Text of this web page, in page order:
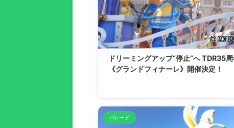
ドリーミングアップ“停止”へ TDR35
《グランドフィナーレ》開催決定！
パレード